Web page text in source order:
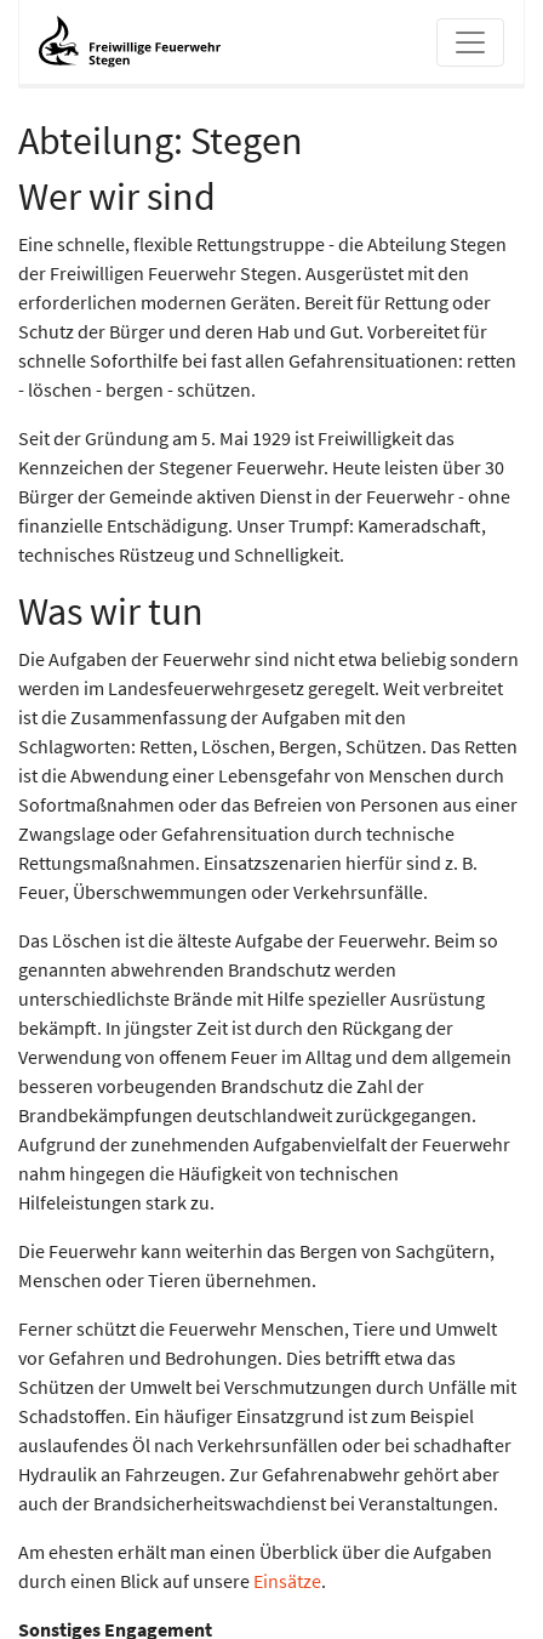
Stegen
Abteilung: Stegen
Wer wir sind
Eine schnelle, flexible Rettungstruppe - die Abteilung Stegen
der Freiwilligen Feuerwehr Stegen. Ausgerüstet mit den
erforderlichen modernen Geräten. Bereit für Rettung oder
Schutz der Bürger und deren Hab und Gut. Vorbereitet für
schnelle Soforthilfe bei fast allen Gefahrensituationen: retten
- löschen - bergen - schützen.
Seit der Gründung am 5. Mai 1929 ist Freiwilligkeit das
Kennzeichen der Stegener Feuerwehr. Heute leisten über 30
Bürger der Gemeinde aktiven Dienst in der Feuerwehr - ohne
finanzielle Entschädigung. Unser Trumpf: Kameradschaft,
technisches Rüstzeug und Schnelligkeit.
Was wir tun
Die Aufgaben der Feuerwehr sind nicht etwa beliebig sondern
werden im Landesfeuerwehrgesetz geregelt. Weit verbreitet
ist die Zusammenfassung der Aufgaben mit den
Schlagworten: Retten, Löschen, Bergen, Schützen. Das Retten
ist die Abwendung einer Lebensgefahr von Menschen durch
Sofortmaßnahmen oder das Befreien von Personen aus einer
Zwangslage oder Gefahrensituation durch technische
Rettungsmaßnahmen. Einsatzszenarien hierfür sind z. B.
Feuer, Überschwemmungen oder Verkehrsunfälle.
Das Löschen ist die älteste Aufgabe der Feuerwehr. Beim so
genannten abwehrenden Brandschutz werden
unterschiedlichste Brände mit Hilfe spezieller Ausrüstung
bekämpft. In jüngster Zeit ist durch den Rückgang der
Verwendung von offenem Feuer im Alltag und dem allgemein
besseren vorbeugenden Brandschutz die Zahl der
Brandbekämpfungen deutschlandweit zurückgegangen.
Aufgrund der zunehmenden Aufgabenvielfalt der Feuerwehr
nahm hingegen die Häufigkeit von technischen
Hilfeleistungen stark zu.
Die Feuerwehr kann weiterhin das Bergen von Sachgütern,
Menschen oder Tieren übernehmen.
Ferner schützt die Feuerwehr Menschen, Tiere und Umwelt
vor Gefahren und Bedrohungen. Dies betrifft etwa das
Schützen der Umwelt bei Verschmutzungen durch Unfälle mit
Schadstoffen. Ein häufiger Einsatzgrund ist zum Beispiel
auslaufendes Öl nach Verkehrsunfällen oder bei schadhafter
Hydraulik an Fahrzeugen. Zur Gefahrenabwehr gehört aber
auch der Brandsicherheitswachdienst bei Veranstaltungen.
Am ehesten erhält man einen Überblick über die Aufgaben
durch einen Blick auf unsere Einsätze.
Sonstiges Engagement